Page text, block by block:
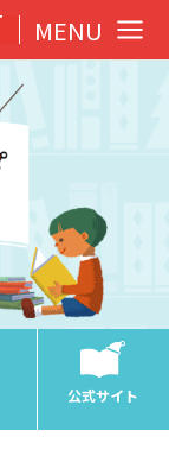
MENU
公式サイト